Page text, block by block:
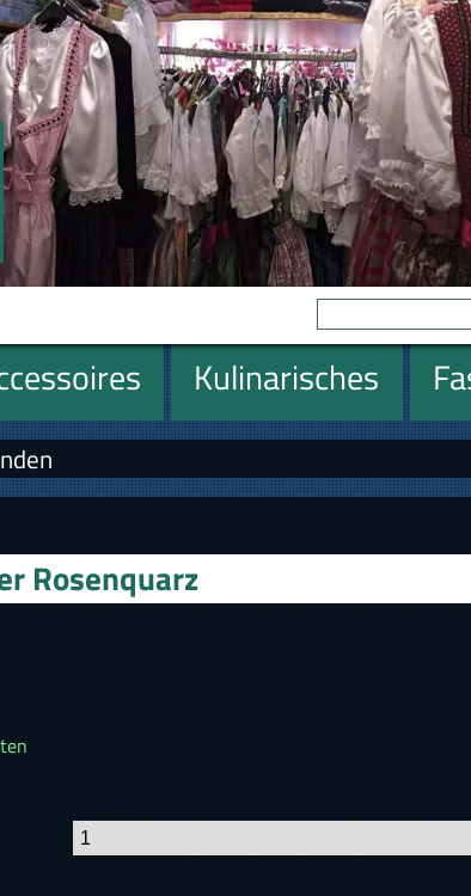
Kulinarisches
Rosenquarz